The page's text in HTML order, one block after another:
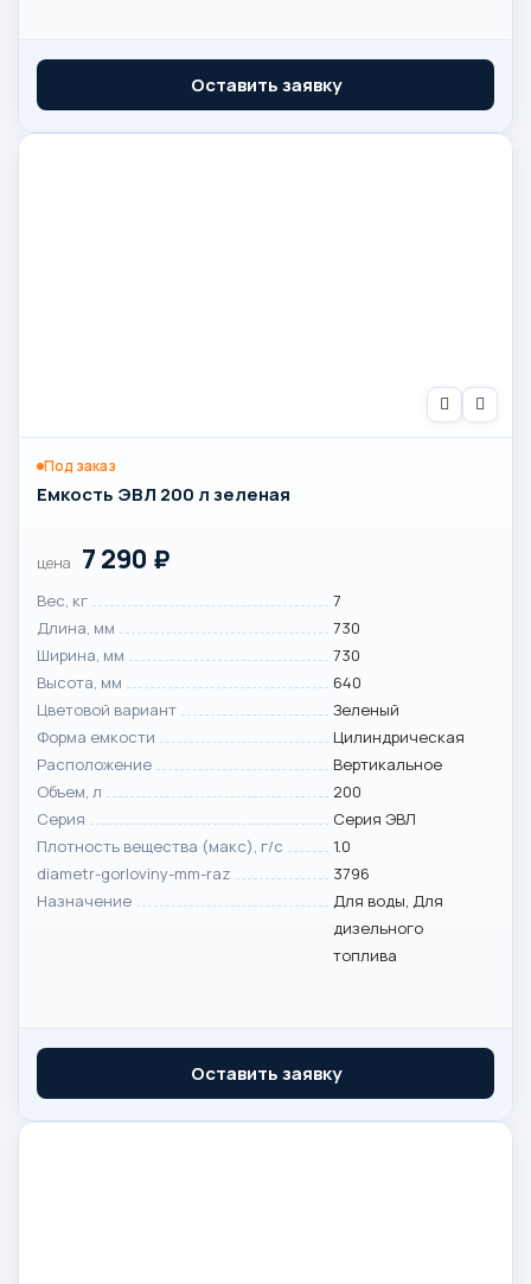
Оставить заявку
Под заказ
Емкость ЭВЛ 200 л зеленая
цена 7 290 ₽
Вес, кг
7
Длина, мм
730
Ширина, мм
730
Высота, мм
640
Цветовой вариант
Зеленый
Форма емкости
Цилиндрическая
Расположение
Вертикальное
Объем, л
200
Серия
Серия ЭВЛ
Плотность вещества (макс), г/с
1.0
diametr-gorloviny-mm-raz
3796
Назначение
Для воды, Для
дизельного
топлива
Оставить заявку